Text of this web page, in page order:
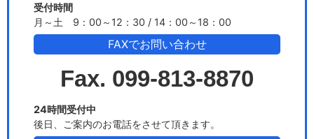
受付時間
月～土 9：00～12：30 / 14：00～18：00
FAXでお問い合わせ
Fax. 099-813-8870
24時間受付中
後日、ご案内のお電話をさせて頂きます。